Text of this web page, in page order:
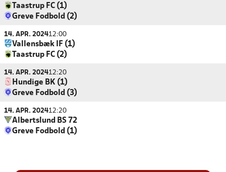
Taastrup FC (1)
Greve Fodbold (2)
14. APR. 202412:00
Vallensbæk IF (1)
Taastrup FC (2)
14. APR. 202412:20
Hundige BK (1)
Greve Fodbold (3)
14. APR. 202412:20
Albertslund BS 72
Greve Fodbold (1)